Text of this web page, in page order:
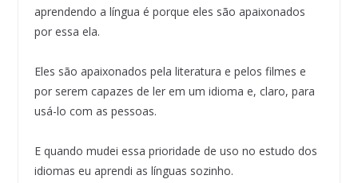
aprendendo a língua é porque eles são apaixonados
por essa ela.
Eles são apaixonados pela literatura e pelos filmes e
por serem capazes de ler em um idioma e, claro, para
usá-lo com as pessoas.
E quando mudei essa prioridade de uso no estudo dos
idiomas eu aprendi as línguas sozinho.